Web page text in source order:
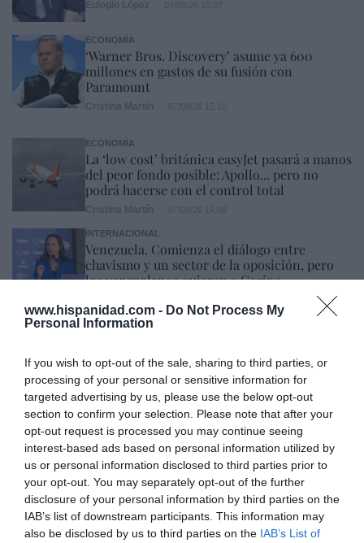
www.hispanidad.com - Do Not Process My
Personal Information
If you wish to opt-out of the sale, sharing to third parties, or
processing of your personal or sensitive information for
targeted advertising by us, please use the below opt-out
section to confirm your selection. Please note that after your
opt-out request is processed you may continue seeing
interest-based ads based on personal information utilized by
us or personal information disclosed to third parties prior to
your opt-out. You may separately opt-out of the further
disclosure of your personal information by third parties on the
IAB’s list of downstream participants. This information may
also be disclosed by us to third parties on the IAB’s List of
ECONOMÍA
‘Warner Bros. Discovery’ asume ya 600
millones en gastos de su fusión con
Paramount
ECONOMÍA
La ‘low cost’ británica easyJet pasará a manos
del peor fondo posible: Apollo... pero no
podrá hacerse con el control total
INTERNACIONAL
Venezuela. Comienza el diálogo entre
chavismo y un sector de la oposición, pero
los venezolanos quieren a Corina
usuarios de tren de alta velocidad caen un
15,5% hasta junio
Cristina Martín 07/08/26 12:37
SOCIEDAD
Ataque cristianófobo en la muy ‘woke’ ciudad
de Nueva York: destrozan una imagen de la
Virgen María
Redacción 07/08/26 11:46